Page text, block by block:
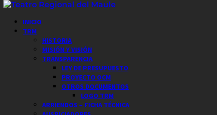
Saltar
contenido
Menú
principal
INICIO
TRM
HISTORIA
MISIÓN Y VISIÓN
TRANSPARENCIA
LEY DE PRESUPUESTO
PROYECTO OCM
OTROS DOCUMENTOS
LOGO TRM
ARRIENDOS – FICHA TÉCNICA